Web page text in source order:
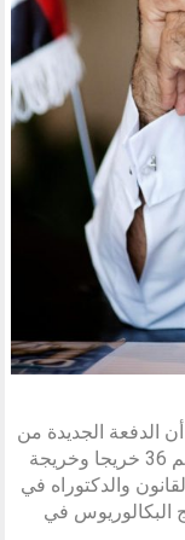
الدفعة الجديدة من
خريجي الجامعة تضم 255 خريجا وخريجة،منهم 36 خريجا وخريجة
والدكتوراه في
من برامج البكالوريوس في